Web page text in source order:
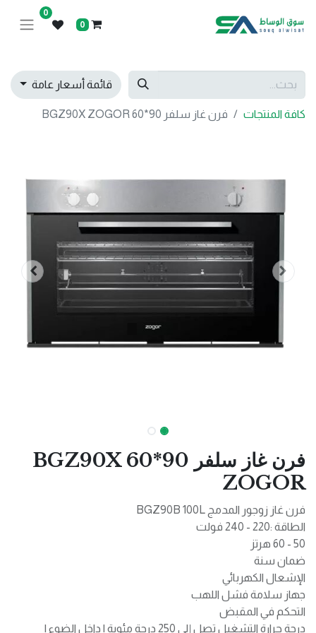
0
0
قائمة أسعار عامة
كافة المنتجات فرن غاز سلفر 90*60 BGZ90X ZOGOR
فرن غاز سلفر 90*60 BGZ90X
ZOGOR
فرن غاز زوجور المدمج BGZ90B 100L
الطاقة :220 - 240 فولت
50 - 60 هرتز
ضمان سنة
الإشعال الكهربائي
جهاز سلامة فشل اللهب
التحكم في المقبض
درجة حرارة التشغيل تصل إلى 250 درجة مئوية | داخل الضوء |